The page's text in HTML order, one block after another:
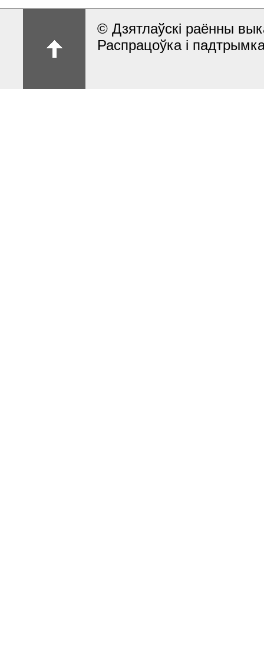
© Дзятлаўскі раённы
Распрацоўка і